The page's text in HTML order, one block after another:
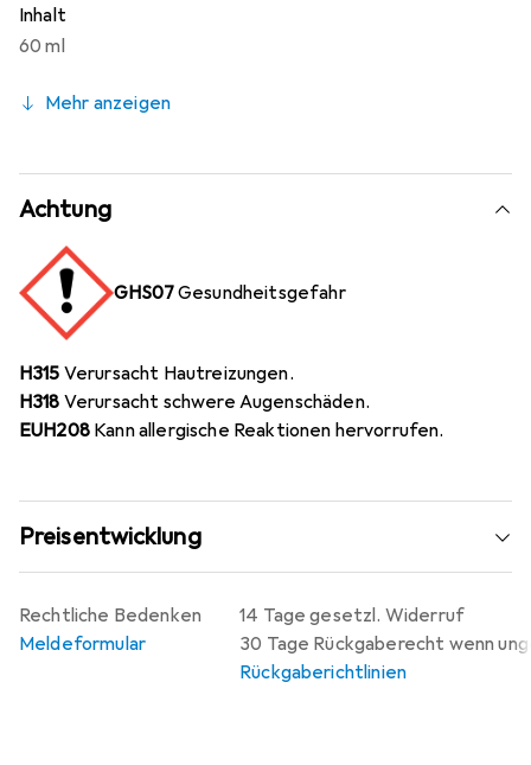
Inhalt
60 ml
Mehr anzeigen
Achtung
GHS07Gesundheitsgefahr
H315 Verursacht Hautreizungen.
H318 Verursacht schwere Augenschäden.
EUH208 Kann allergische Reaktionen hervorrufen.
Preisentwicklung
14 Tage gesetzl. Widerruf
30 Tage Rückgaberecht wenn
Rückgaberichtlinien
Rechtliche Bedenken
Meldeformular